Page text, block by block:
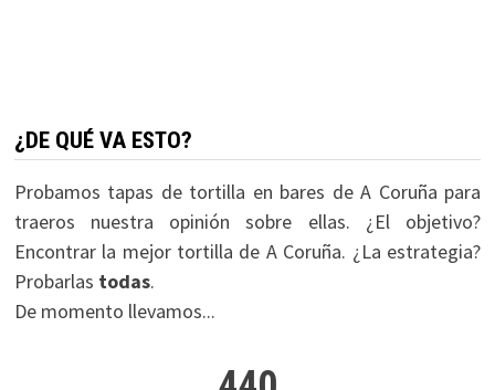
¿DE QUÉ VA ESTO?
Probamos tapas de tortilla en bares de A Coruña para
traeros nuestra opinión sobre ellas. ¿El objetivo?
Encontrar la mejor tortilla de A Coruña. ¿La estrategia?
Probarlas todas.
De momento llevamos...